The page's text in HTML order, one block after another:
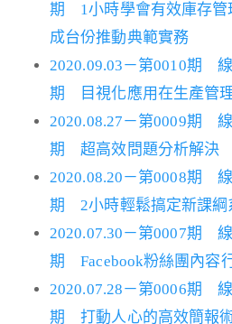
期 1小時學會有效庫存管
成台份推動典範實務
2020.09.03－第0010期
期 目視化應用在生產管
2020.08.27－第0009期
期 超高效問題分析解決
2020.08.20－第0008期
期 2小時輕鬆搞定新課綱
2020.07.30－第0007期
期 Facebook粉絲團內容
2020.07.28－第0006期
期 打動人心的高效簡報